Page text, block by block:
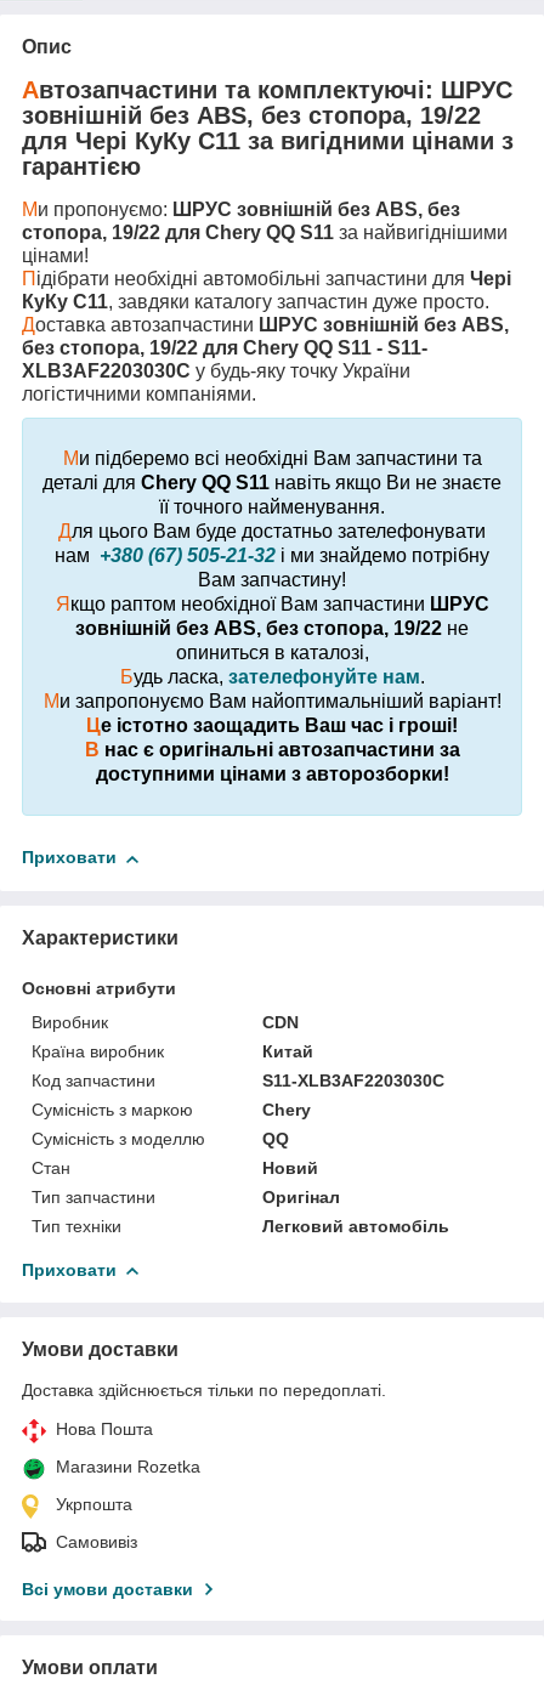
Опис
Автозапчастини та комплектуючі: ШРУС
зовнішній без ABS, без стопора, 19/22
для Чері КуКу С11 за вигідними цінами з
гарантією
Ми пропонуємо: ШРУС зовнішній без ABS, без
стопора, 19/22 для Chery QQ S11 за найвигіднішими
цінами!
П ідібрати необхідні автомобільні запчастини для Чері
КуКу С11, завдяки каталогу запчастин дуже просто.
Доставка автозапчастини ШРУС зовнішній без ABS,
без стопора, 19/22 для Chery QQ S11 - S11-
XLB3AF2203030C у будь-яку точку України
логістичними компаніями.
Ми підберемо всі необхідні Вам запчастини та
деталі для Chery QQ S11 навіть якщо Ви не знаєте
її точного найменування.
Для цього Вам буде достатньо зателефонувати
нам +380 (67) 505-21-32 і ми знайдемо потрібну
Вам запчастину!
Я кщо раптом необхідної Вам запчастини ШРУС
зовнішній без ABS, без стопора, 19/22 не
опиниться в каталозі,
Будь ласка, зателефонуйте нам.
Ми запропонуємо Вам найоптимальніший варіант!
Це істотно заощадить Ваш час і гроші!
В нас є оригінальні автозапчастини за
доступними цінами з авторозборки!
Приховати
Характеристики
Основні атрибути
Виробник
CDN
Країна виробник
Китай
Код запчастини
S11-XLB3AF2203030C
Сумісність з маркою
Chery
Сумісність з моделлю
QQ
Стан
Новий
Тип запчастини
Оригінал
Тип техніки
Легковий автомобіль
Приховати
Умови доставки
Доставка здійснюється тільки по передоплаті.
Нова Пошта
Магазини Rozetka
Укрпошта
Самовивіз
Всі умови доставки
Умови оплати